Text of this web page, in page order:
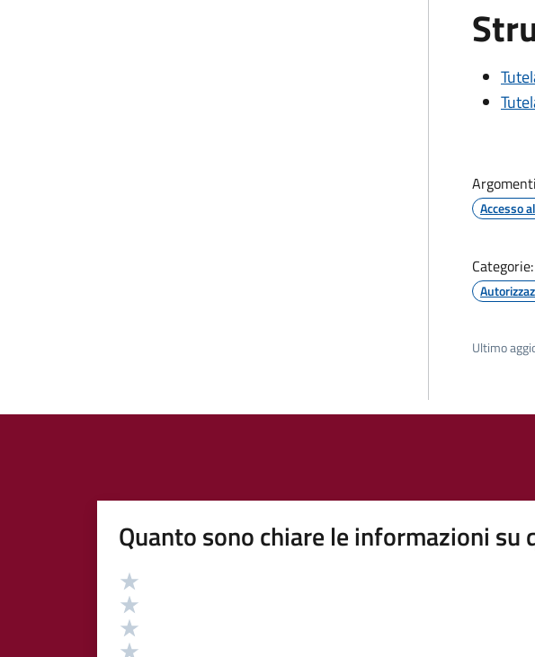
Accesso
Categorie:
Ultimo
Quanto sono chiare le informazioni su
Valutazione